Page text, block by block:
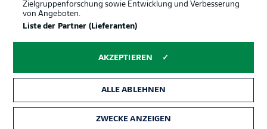
Zielgruppenforschung sowie Entwicklung und Verbesserung
von Angeboten.
Liste der Partner (Lieferanten)
AKZEPTIEREN
ALLE ABLEHNEN
ZWECKE ANZEIGEN